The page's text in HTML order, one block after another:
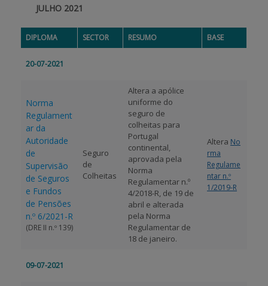
ESTATÍSTICAS
PAGAMENTOS
APOIO AO BENEFICIÁRIO
Entrar / Registar
JULHO 2021
DIPLOMA SECTOR RESUMO BASE
20-07-2021
Norma
Regulament
ar da
Autoridade
de
Supervisão
de Seguros
e Fundos
de Pensões
n.º 6/2021-R
(DRE II n.º 139)
Seguro
de
Colheitas
Altera a apólice
uniforme do
seguro de
colheitas para
Portugal
continental,
aprovada pela
Norma
Regulamentar n.º
4/2018-R, de 19 de
abril e alterada
pela Norma
Regulamentar de
18 de janeiro.
Altera No
rma
Regulame
ntar n.º
1/2019-R
09-07-2021